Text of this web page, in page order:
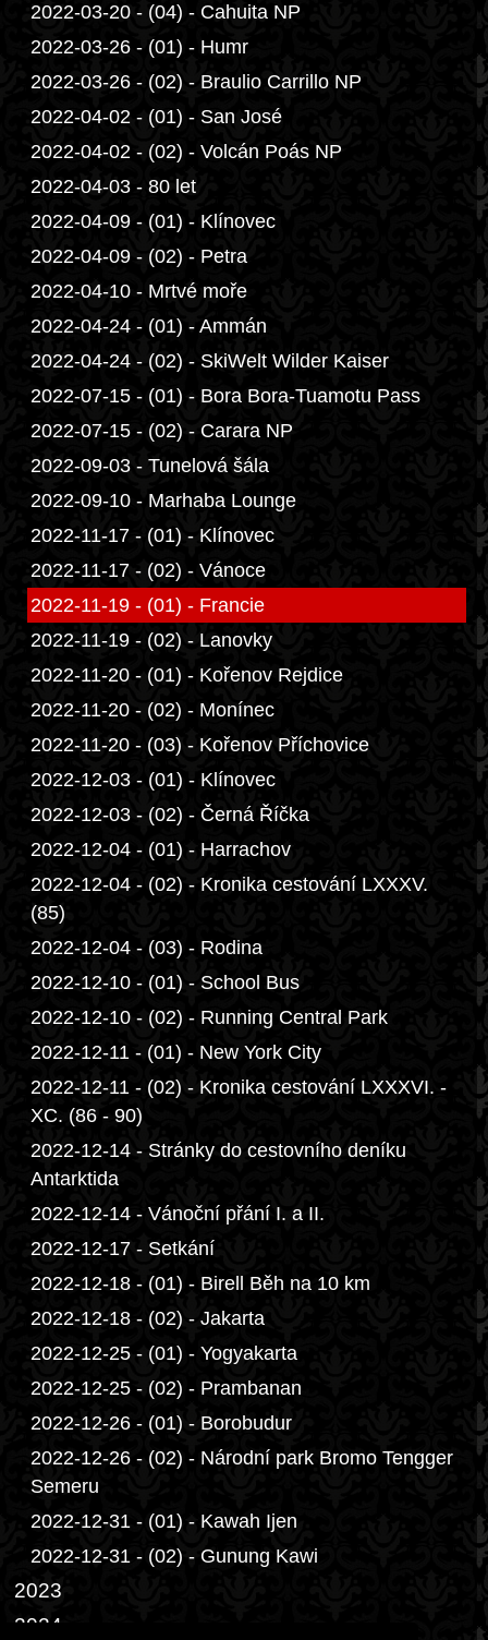
2022-03-20 - (04) - Cahuita NP
2022-03-26 - (01) - Humr
2022-03-26 - (02) - Braulio Carrillo NP
2022-04-02 - (01) - San José
2022-04-02 - (02) - Volcán Poás NP
2022-04-03 - 80 let
2022-04-09 - (01) - Klínovec
2022-04-09 - (02) - Petra
2022-04-10 - Mrtvé moře
2022-04-24 - (01) - Ammán
2022-04-24 - (02) - SkiWelt Wilder Kaiser
2022-07-15 - (01) - Bora Bora-Tuamotu Pass
2022-07-15 - (02) - Carara NP
2022-09-03 - Tunelová šála
2022-09-10 - Marhaba Lounge
2022-11-17 - (01) - Klínovec
2022-11-17 - (02) - Vánoce
2022-11-19 - (01) - Francie
2022-11-19 - (02) - Lanovky
2022-11-20 - (01) - Kořenov Rejdice
2022-11-20 - (02) - Monínec
2022-11-20 - (03) - Kořenov Příchovice
2022-12-03 - (01) - Klínovec
2022-12-03 - (02) - Černá Říčka
2022-12-04 - (01) - Harrachov
2022-12-04 - (02) - Kronika cestování LXXXV.
(85)
2022-12-04 - (03) - Rodina
2022-12-10 - (01) - School Bus
2022-12-10 - (02) - Running Central Park
2022-12-11 - (01) - New York City
2022-12-11 - (02) - Kronika cestování LXXXVI. -
XC. (86 - 90)
2022-12-14 - Stránky do cestovního deníku
Antarktida
2022-12-14 - Vánoční přání I. a II.
2022-12-17 - Setkání
2022-12-18 - (01) - Birell Běh na 10 km
2022-12-18 - (02) - Jakarta
2022-12-25 - (01) - Yogyakarta
2022-12-25 - (02) - Prambanan
2022-12-26 - (01) - Borobudur
2022-12-26 - (02) - Národní park Bromo Tengger
Semeru
2022-12-31 - (01) - Kawah Ijen
2022-12-31 - (02) - Gunung Kawi
2023
2024